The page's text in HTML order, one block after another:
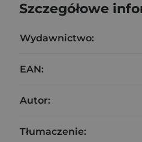
Szczegółowe
Wydawnictwo:
EAN:
Autor:
Tłumaczenie: